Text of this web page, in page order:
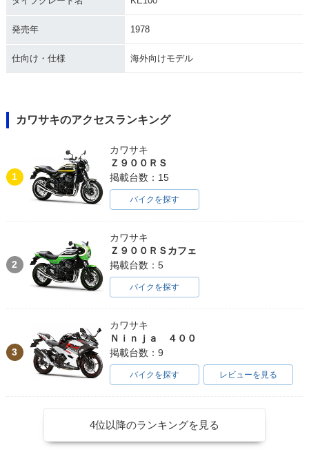
発売年 1978
仕向け・仕様 海外向けモデル
カワサキのアクセスランキング
1
カワサキ
Ｚ９００ＲＳ
掲載台数：15
バイクを探す
2
カワサキ
Ｚ９００ＲＳカフェ
掲載台数：5
バイクを探す
3
カワサキ
Ｎｉｎｊａ ４００
掲載台数：9
バイクを探す レビューを見る
4位以降のランキングを見る